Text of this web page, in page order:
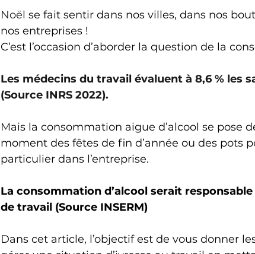
Noël se fait sentir dans nos villes, dans nos
nos entreprises !
C’est l’occasion d’aborder la question de la
Les médecins du travail évaluent à 8,6 % les
(Source INRS 2022).
Mais la consommation aigue d’alcool se pose
moment des fêtes de fin d’année ou des pots
particulier dans l’entreprise.
La consommation d’alcool serait
de travail (Source INSERM)
Dans cet article, l’objectif est de vous donner